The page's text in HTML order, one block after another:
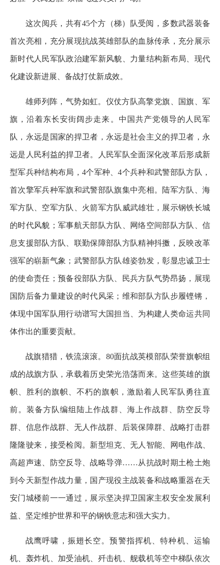
这次阅兵，共有45个方（梯）队受阅，多数武器装备
首次亮相，充分展现抗战英雄部队的血脉传承，充分展示
新时代人民军队政治建军新风貌、力量结构新布局、现代
化建设新进展、备战打仗新成效。
雄师列阵，气势如虹。仪仗方队高擎党旗、国旗、军
旗，沿着东长安街阔步走来。中国共产党领导的人民军
队，永远是国家的捍卫者，永远是社会主义的捍卫者，永
远是人民利益的捍卫者。人民军队全面深化改革后形成新
型军兵种结构布局，4个军种、4个兵种和武警部队方队，
首次擎军兵种军旗和武警部队旗集中亮相。陆军方队、海
军方队、空军方队、火箭军方队威武雄壮，展示钢铁长城
的时代风貌；军事航天部队方队、网络空间部队方队、信
息支援部队方队、联勤保障部队方队精神抖擞，反映改革
强军的崭新气象；武警部队方队雄姿勃发，彰显忠诚卫士
的使命责任；预备役部队方队、民兵方队气势昂扬，展现
国防后备力量建设的时代风采；维和部队方队步履铿锵，
体现中国军队用行动谱写大国担当、为构建人类命运共同
体作出的重要贡献。
战旗猎猎，铁流滚滚。80面抗战英模部队荣誉旗帜组
成的战旗方队，承载着历史荣光浩荡而来。这些英雄的旗
帜、胜利的旗帜、不朽的旗帜，激励着人民军队勇往直
前。装备方队编组陆上作战群、海上作战群、防空反导
群、信息作战群、无人作战群、后装保障群、战略打击群
隆隆驶来，接受检阅。新型坦克、无人智能、网电作战、
高超声速、防空反导、战略导弹……从抗战时期土枪土炮
到今天新型作战力量，国产现役主战装备和战略重器在天
安门城楼前一一通过，展示坚决捍卫国家主权安全发展利
益、坚定维护世界和平的钢铁意志和强大实力。
战鹰呼啸，振翅长空。预警指挥机、特种机、运输
机、轰炸机、加受油机、歼击机、舰载机等空中梯队依次